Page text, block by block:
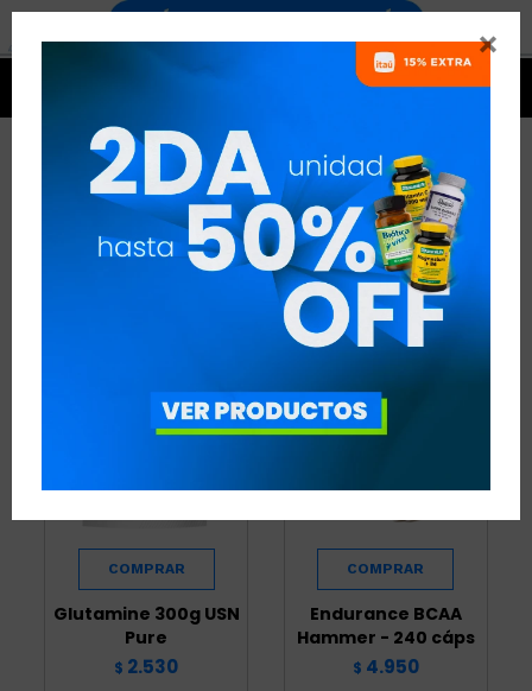

AMINOÁCIDOS
VEGANO:SI QUITAR FILTROS
RECOMENDADOS
Glutamine 300g USN
Pure
$ 2.530
Endurance BCAA
Hammer - 240 cáps
$ 4.950